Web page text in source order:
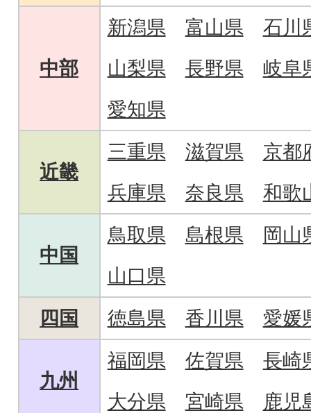
中部
新潟県 富山県
石川
山梨県
長野県
岐阜
愛知県
近畿
三重県 滋賀県
京都
兵庫県
奈良県 和歌
中国
鳥取県 島根県
岡山
山口県
四国
徳島県 香川県 愛媛
九州
福岡県 佐賀県
長崎
大分県
宮崎県
鹿児